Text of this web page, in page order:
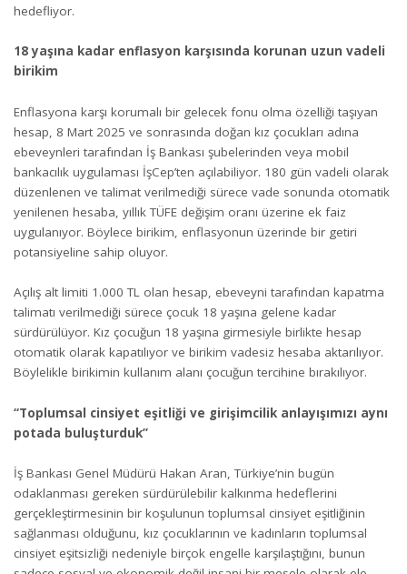
hedefliyor.
18 yaşına kadar enflasyon karşısında korunan uzun vadeli
birikim
Enflasyona karşı korumalı bir gelecek fonu olma özelliği taşıyan
hesap, 8 Mart 2025 ve sonrasında doğan kız çocukları adına
ebeveynleri tarafından İş Bankası şubelerinden veya mobil
bankacılık uygulaması İşCep’ten açılabiliyor. 180 gün vadeli olarak
düzenlenen ve talimat verilmediği sürece vade sonunda otomatik
yenilenen hesaba, yıllık TÜFE değişim oranı üzerine ek faiz
uygulanıyor. Böylece birikim, enflasyonun üzerinde bir getiri
potansiyeline sahip oluyor.
Açılış alt limiti 1.000 TL olan hesap, ebeveyni tarafından kapatma
talimatı verilmediği sürece çocuk 18 yaşına gelene kadar
sürdürülüyor. Kız çocuğun 18 yaşına girmesiyle birlikte hesap
otomatik olarak kapatılıyor ve birikim vadesiz hesaba aktarılıyor.
Böylelikle birikimin kullanım alanı çocuğun tercihine bırakılıyor.
“Toplumsal cinsiyet eşitliği ve girişimcilik anlayışımızı aynı
potada buluşturduk”
İş Bankası Genel Müdürü Hakan Aran, Türkiye’nin bugün
odaklanması gereken sürdürülebilir kalkınma hedeflerini
gerçekleştirmesinin bir koşulunun toplumsal cinsiyet eşitliğinin
sağlanması olduğunu, kız çocuklarının ve kadınların toplumsal
cinsiyet eşitsizliği nedeniyle birçok engelle karşılaştığını, bunun